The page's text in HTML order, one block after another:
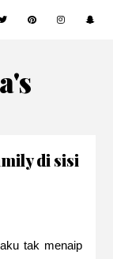
di sisi
tak menaip